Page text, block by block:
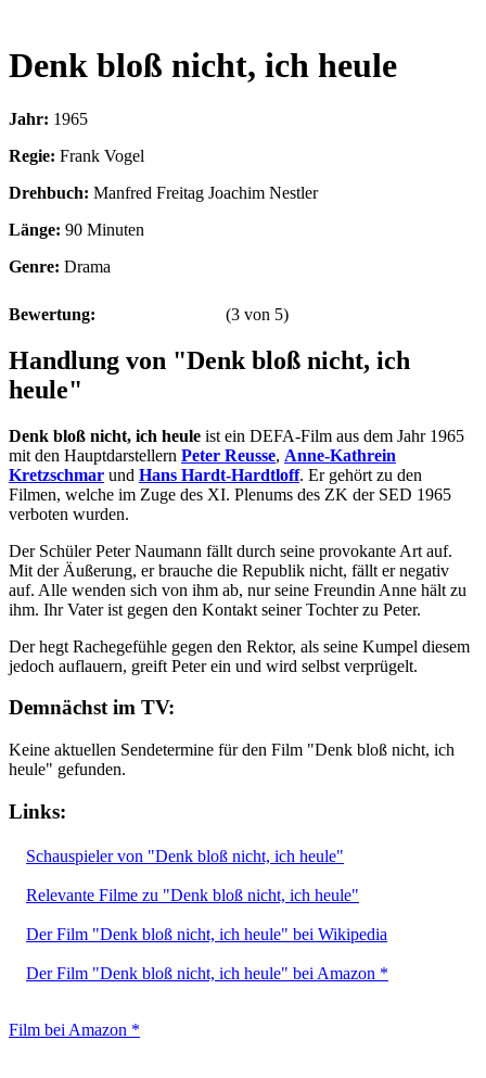
Denk bloß nicht, ich heule
Jahr: 1965
Regie: Frank Vogel
Drehbuch: Manfred Freitag Joachim Nestler
Länge: 90 Minuten
Genre: Drama
Bewertung: (3 von 5)
Handlung von "Denk bloß nicht, ich
heule"
Denk bloß nicht, ich heule ist ein DEFA-Film aus dem Jahr 1965
mit den Hauptdarstellern Peter Reusse, Anne-Kathrein
Kretzschmar und Hans Hardt-Hardtloff. Er gehört zu den
Filmen, welche im Zuge des XI. Plenums des ZK der SED 1965
verboten wurden.
Der Schüler Peter Naumann fällt durch seine provokante Art auf.
Mit der Äußerung, er brauche die Republik nicht, fällt er negativ
auf. Alle wenden sich von ihm ab, nur seine Freundin Anne hält zu
ihm. Ihr Vater ist gegen den Kontakt seiner Tochter zu Peter.
Der hegt Rachegefühle gegen den Rektor, als seine Kumpel diesem
jedoch auflauern, greift Peter ein und wird selbst verprügelt.
Demnächst im TV:
Keine aktuellen Sendetermine für den Film "Denk bloß nicht, ich
heule" gefunden.
Links:
Schauspieler von "Denk bloß nicht, ich heule"
Relevante Filme zu "Denk bloß nicht, ich heule"
Der Film "Denk bloß nicht, ich heule" bei Wikipedia
Der Film "Denk bloß nicht, ich heule" bei Amazon *
Film bei Amazon *